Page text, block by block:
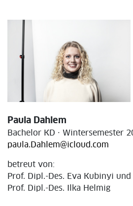
Paula Dahlem
Bachelor KD · Wintersemester
paula.Dahlem@icloud.com
betreut von:
Prof. Dipl.-Des. Eva Kubinyi und
Prof. Dipl.-Des. Ilka Helmig